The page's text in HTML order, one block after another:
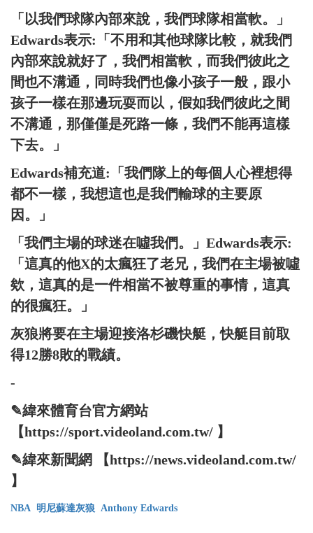
「以我們球隊內部來說，我們球隊相當軟。」
Edwards表示:「不用和其他球隊比較，就我們
內部來說就好了，我們相當軟，而我們彼此之
間也不溝通，同時我們也像小孩子一般，跟小
孩子一樣在那邊玩耍而以，假如我們彼此之間
不溝通，那僅僅是死路一條，我們不能再這樣
下去。」
Edwards補充道:「我們隊上的每個人心裡想得
都不一樣，我想這也是我們輸球的主要原
因。」
「我們主場的球迷在噓我們。」Edwards表示:
「這真的他X的太瘋狂了老兄，我們在主場被噓
欸，這真的是一件相當不被尊重的事情，這真
的很瘋狂。」
灰狼將要在主場迎接洛杉磯快艇，快艇目前取
得12勝8敗的戰績。
-
✎緯來體育台官方網站
【https://sport.videoland.com.tw/ 】
✎緯來新聞網 【https://news.videoland.com.tw/
】
NBA 明尼蘇達灰狼 Anthony Edwards